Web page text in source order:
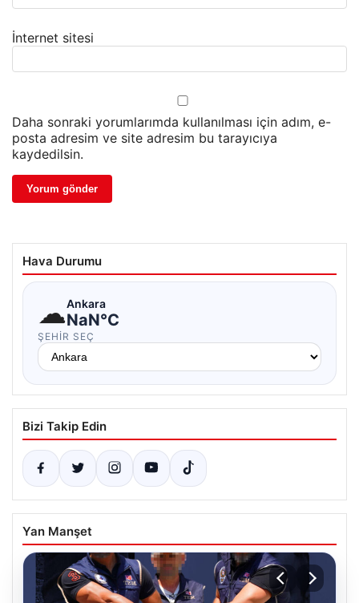
İnternet sitesi
Daha sonraki yorumlarımda kullanılması için adım, e-
posta adresim ve site adresim bu tarayıcıya
kaydedilsin.
Hava Durumu
☁Ankara
NaN°C
ŞEHIR SEÇ
Bizi Takip Edin
Yan Manşet